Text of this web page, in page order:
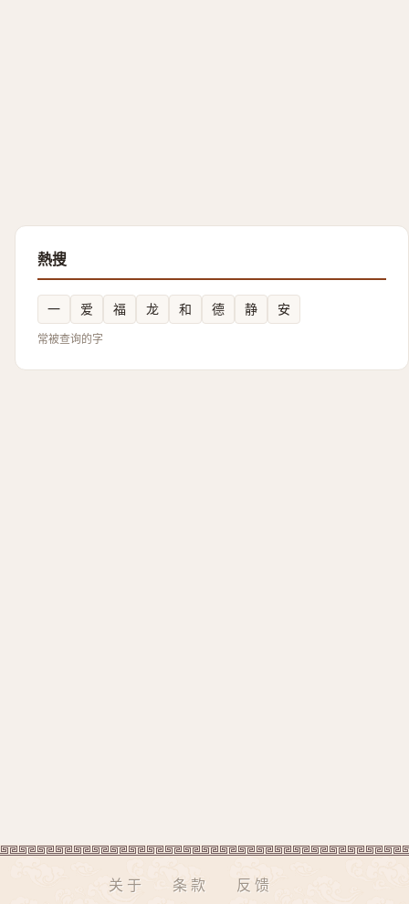
熱搜
一 爱 福 龙 和 德 静 安
常被查询的字
关于 条款 反馈